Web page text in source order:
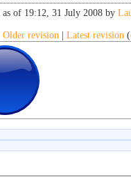
as of 19:12, 31 July 2008 by
revision Latest revision (